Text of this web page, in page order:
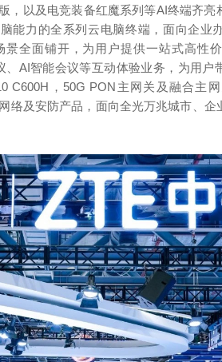
，以及电竞装备红魔系列等AI终端齐亮
能力的全系列云电脑终端，面向企业
全面铺开，为用户提供一站式高性
、AI智能会议等互动体验业务，为用户
C600H，50G PON主网关及融合主
络及安防产品，面向全光万兆城市、企